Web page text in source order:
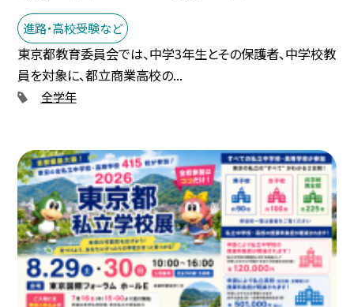
進路・高校受験など
東京都教育委員会では、中学3年生とその保護者、中学校教
員を対象に、都立商業高校の...
全学年